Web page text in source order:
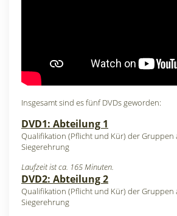
Insgesamt sind es fünf DVDs geworden:
DVD1: Abteilung 1
Qualifikation (Pflicht und Kür) der Gruppen
Siegerehrung
Laufzeit ist ca. 165 Minuten.
DVD2: Abteilung 2
Qualifikation (Pflicht und Kür) der Gruppen
Siegerehrung